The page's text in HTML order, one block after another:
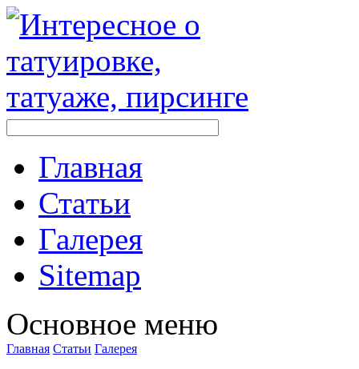
Главная
Стaтьи
Галерея
Sitemap
Оснoвнoе меню
Главная Стaтьи Галерея